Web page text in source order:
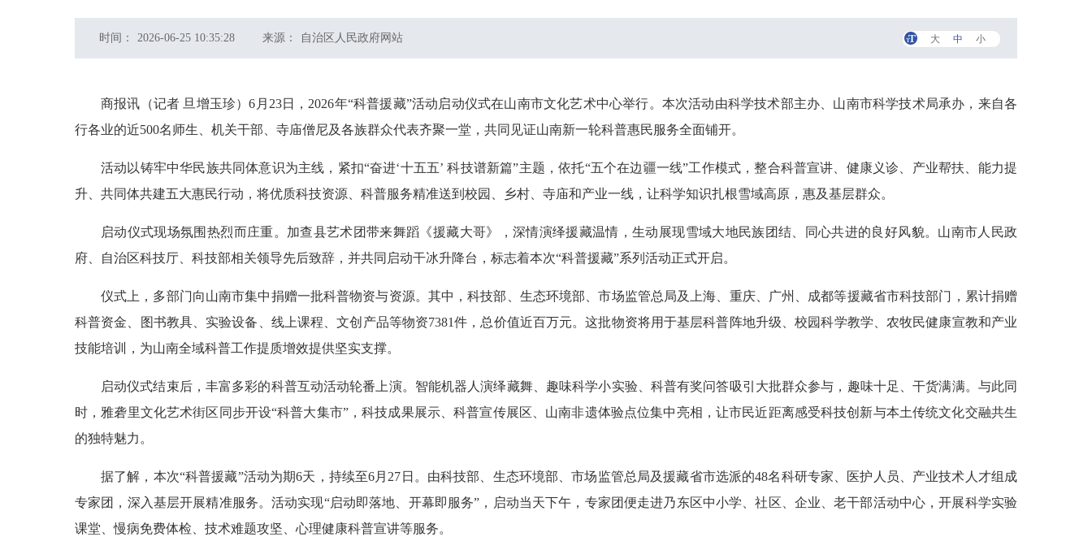
时间： 2026-06-25 10:35:28 来源： 自治区人民政府网站 大 中 小
商报讯（记者 旦增玉珍）6月23日，2026年“科普援藏”活动启动仪式在山南市文化艺术中心举行。本次活动由科学技术部主办、山南市科学技术局承办，来自各
行各业的近500名师生、机关干部、寺庙僧尼及各族群众代表齐聚一堂，共同见证山南新一轮科普惠民服务全面铺开。
活动以铸牢中华民族共同体意识为主线，紧扣“奋进‘十五五’ 科技谱新篇”主题，依托“五个在边疆一线”工作模式，整合科普宣讲、健康义诊、产业帮扶、能力提
升、共同体共建五大惠民行动，将优质科技资源、科普服务精准送到校园、乡村、寺庙和产业一线，让科学知识扎根雪域高原，惠及基层群众。
启动仪式现场氛围热烈而庄重。加查县艺术团带来舞蹈《援藏大哥》，深情演绎援藏温情，生动展现雪域大地民族团结、同心共进的良好风貌。山南市人民政
府、自治区科技厅、科技部相关领导先后致辞，并共同启动干冰升降台，标志着本次“科普援藏”系列活动正式开启。
仪式上，多部门向山南市集中捐赠一批科普物资与资源。其中，科技部、生态环境部、市场监管总局及上海、重庆、广州、成都等援藏省市科技部门，累计捐赠
科普资金、图书教具、实验设备、线上课程、文创产品等物资7381件，总价值近百万元。这批物资将用于基层科普阵地升级、校园科学教学、农牧民健康宣教和产业
技能培训，为山南全域科普工作提质增效提供坚实支撑。
启动仪式结束后，丰富多彩的科普互动活动轮番上演。智能机器人演绎藏舞、趣味科学小实验、科普有奖问答吸引大批群众参与，趣味十足、干货满满。与此同
时，雅砻里文化艺术街区同步开设“科普大集市”，科技成果展示、科普宣传展区、山南非遗体验点位集中亮相，让市民近距离感受科技创新与本土传统文化交融共生
的独特魅力。
据了解，本次“科普援藏”活动为期6天，持续至6月27日。由科技部、生态环境部、市场监管总局及援藏省市选派的48名科研专家、医护人员、产业技术人才组成
专家团，深入基层开展精准服务。活动实现“启动即落地、开幕即服务”，启动当天下午，专家团便走进乃东区中小学、社区、企业、老干部活动中心，开展科学实验
课堂、慢病免费体检、技术难题攻坚、心理健康科普宣讲等服务。